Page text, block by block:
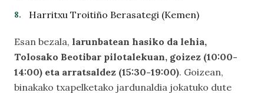
Harritxu Troitiño Berasategi (Kemen)
Esan bezala, larunbatean hasiko da lehia,
Tolosako Beotibar pilotalekuan, goizez (10:00-
14:00) eta arratsaldez (15:30-19:00). Goizean,
binakako txapelketako jardunaldia jokatuko dute